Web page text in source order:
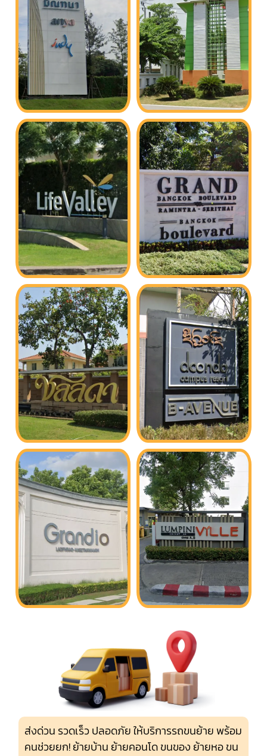
ส่งด่วน รวดเร็ว ปลอดภัย ให้บริการรถขนย้าย พร้อม
คนช่วยยก! ย้ายบ้าน ย้ายคอนโด ขนของ ย้ายหอ ขน